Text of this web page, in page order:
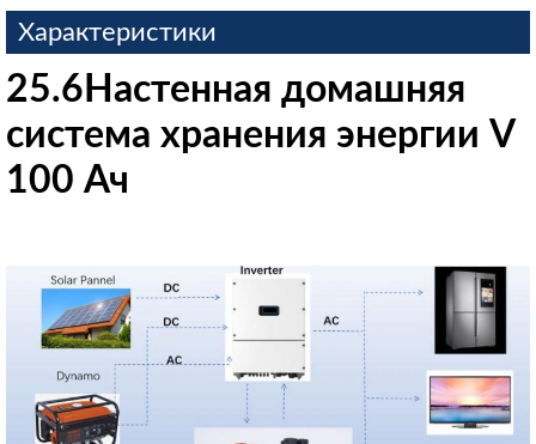
Характеристики
25.6Настенная домашняя
система хранения энергии V
100 Ач